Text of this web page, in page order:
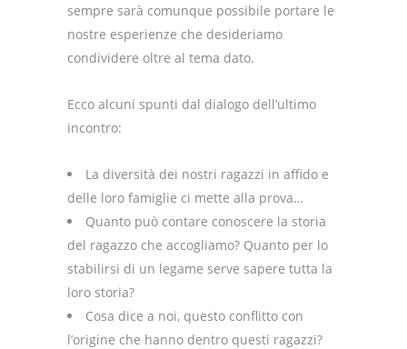
sempre sarà comunque possibile portare le
nostre esperienze che desideriamo
condividere oltre al tema dato.
Ecco alcuni spunti dal dialogo dell’ultimo
incontro:
La diversità dei nostri ragazzi in affido e
delle loro famiglie ci mette alla prova…
Quanto può contare conoscere la storia
del ragazzo che accogliamo? Quanto per lo
stabilirsi di un legame serve sapere tutta la
loro storia?
Cosa dice a noi, questo conflitto con
l’origine che hanno dentro questi ragazzi?